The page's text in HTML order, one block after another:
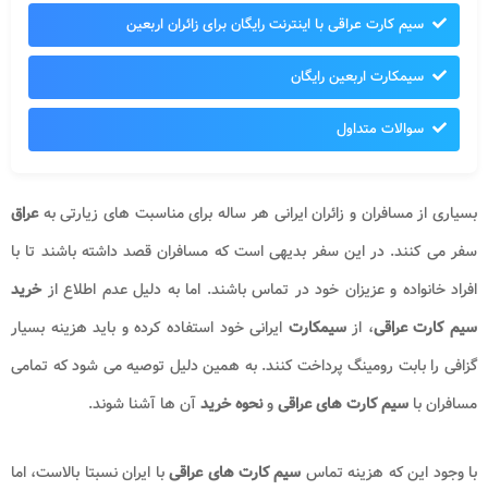
سیم کارت عراقی با اینترنت رایگان برای زائران اربعین
سیمکارت اربعین رایگان
سوالات متداول
بسیاری از مسافران و زائران ایرانی هر ساله برای مناسبت های زیارتی بهعراق
سفر می کنند. در این سفر بدیهی است که مسافران قصد داشته باشند تا با
افراد خانواده و عزیزان خود در تماس باشند. اما به دلیل عدم اطلاع ازخرید
سیم کارت عراقی، ازسیمکارت ایرانی خود استفاده کرده و باید هزینه بسیار
گزافی را بابت رومینگ پرداخت کنند. به همین دلیل توصیه می شود که تمامی
مسافران با سیم کارت های عراقیونحوه خریدآن ها آشنا شوند.
با وجود این که هزینه تماس سیم کارت های عراقیبا ایران نسبتا بالاست، اما